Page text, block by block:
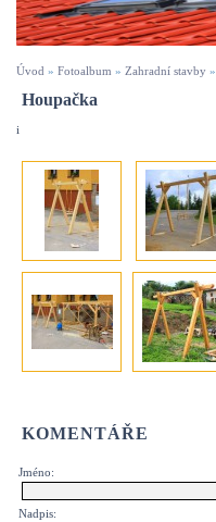
Úvod » Fotoalbum » Zahradní stavby »
Houpačka
i
KOMENTÁŘE
Jméno:
Nadpis: